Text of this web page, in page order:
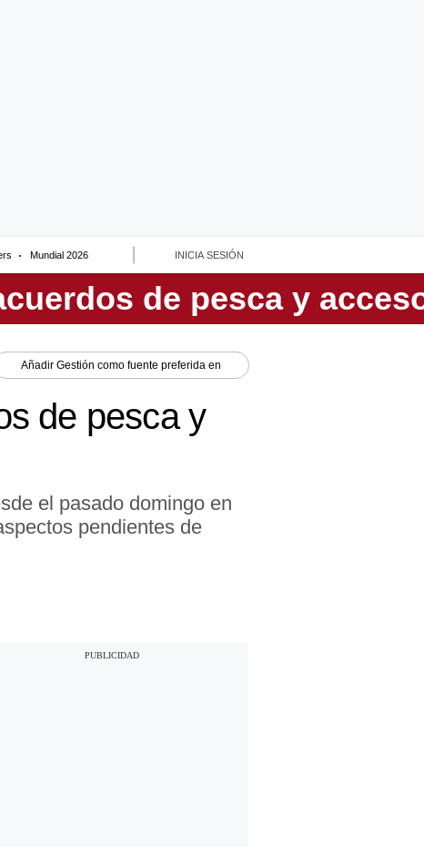
Mundial 2026 INICIA SESIÓN
Añadir Gestión como fuente preferida en
de pesca y
el pasado domingo en
pendientes de